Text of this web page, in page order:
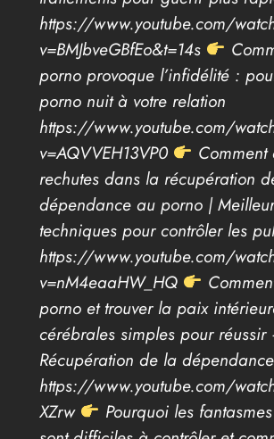
https://www.youtube.com/
v=BMJbveGBfEo&t=14s
porno provoque l’infidélité :
porno nuit à votre relation
https://www.youtube.com/
v=AQVVEH13VP0
Comment
rechutes dans la récupération
dépendance au porno |
techniques pour contrôler les
https://www.youtube.com/
v=nM4eaaHW_HQ
porno et trouver la paix
cérébrales simples pour réussir
Récupération de la
https://www.youtube.com/
XZrw
Pourquoi les